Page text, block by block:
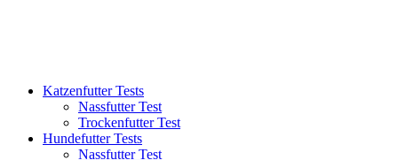
Katzenfutter Tests
Nassfutter Test
Trockenfutter Test
Hundefutter Tests
Nassfutter Test